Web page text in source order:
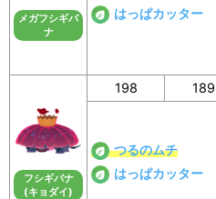
メガフシギバ
ナ
はっぱカッター
フシギバナ
(キョダイ)
198 189
つるのムチ
はっぱカッター